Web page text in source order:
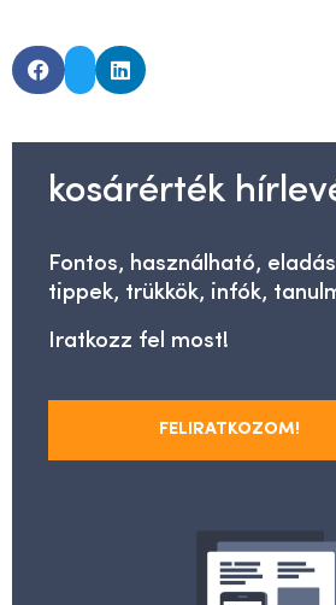
kosárérték
Fontos, használható,
tippek, trükkök, infók,
Iratkozz fel most!
FELIRATKOZOM!